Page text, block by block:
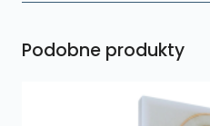
Podobne produkty